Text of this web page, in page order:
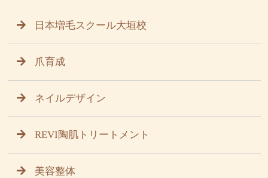
日本増毛スクール大垣校
爪育成
ネイルデザイン
REVI陶肌トリートメント
美容整体